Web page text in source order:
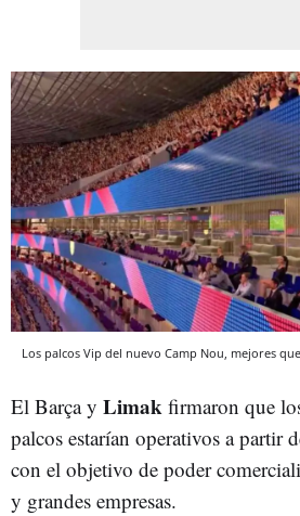
Los palcos Vip del nuevo Camp Nou, mejores
El Barça y Limak firmaron que
palcos estarían operativos a partir
con el objetivo de poder
y grandes empresas.